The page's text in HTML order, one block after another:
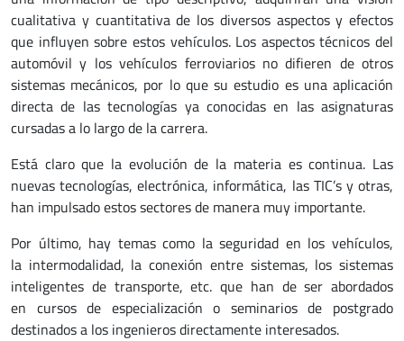
cualitativa y cuantitativa de los diversos aspectos y efectos
que influyen sobre estos vehículos. Los aspectos técnicos del
automóvil y los vehículos ferroviarios no difieren de otros
sistemas mecánicos, por lo que su estudio es una aplicación
directa de las tecnologías ya conocidas en las asignaturas
cursadas a lo largo de la carrera.
Está claro que la evolución de la materia es continua. Las
nuevas tecnologías, electrónica, informática, las TIC’s y otras,
han impulsado estos sectores de manera muy importante.
Por último, hay temas como la seguridad en los vehículos,
la intermodalidad, la conexión entre sistemas, los sistemas
inteligentes de transporte, etc. que han de ser abordados
en cursos de especialización o seminarios de postgrado
destinados a los ingenieros directamente interesados.